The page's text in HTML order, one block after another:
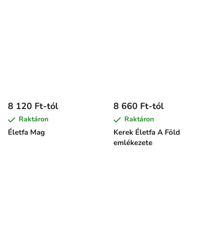
Életfa Mag
8 120 Ft-tól
Raktáron
Kerek Életfa A Föld
emlékezete
8 660 Ft-tól
Raktáron